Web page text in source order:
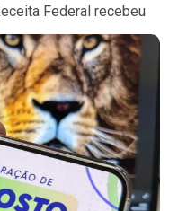
Federal recebeu